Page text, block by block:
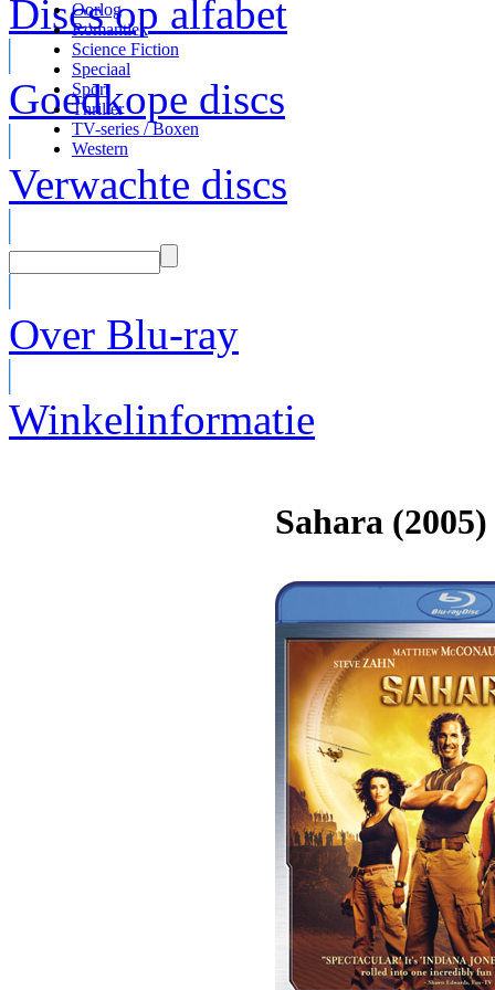
Discs op alfabet
Goedkope discs
Verwachte discs
Over Blu-ray
Winkelinformatie
Oorlog
Romantiek
Science Fiction
Speciaal
Sport
Thriller
TV-series / Boxen
Western
Sahara (2005)